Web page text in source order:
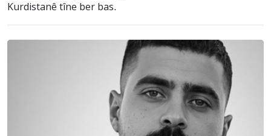
Kurdistanê tîne ber bas.